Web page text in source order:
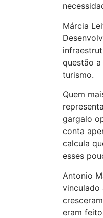
Márcia
questão
turismo.
Quem
gargalo
conta
calcula
esses
Antonio
vinculado
eram